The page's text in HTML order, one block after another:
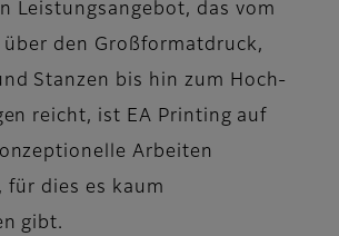
Leistungsangebot, das vom
den Großformatdruck,
Stanzen bis hin zum Hoch-
reicht, ist EA Printing auf
Arbeiten
für dies es kaum
gibt.